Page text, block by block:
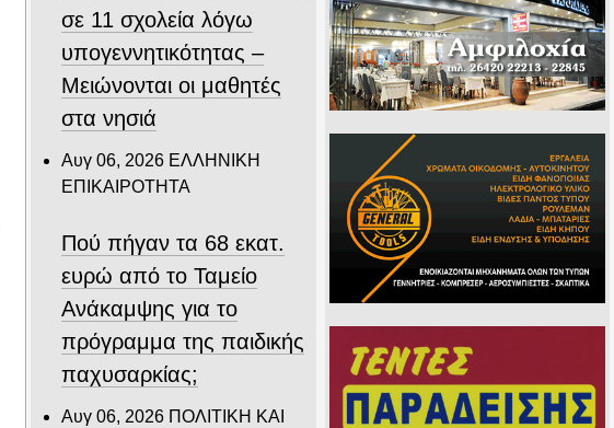
σε 11 σχολεία λόγω
υπογεννητικότητας –
Μειώνονται οι μαθητές
στα νησιά
Αυγ 06, 2026 ΕΛΛΗΝΙΚΗ
ΕΠΙΚΑΙΡΟΤΗΤΑ
Πού πήγαν τα 68 εκατ.
ευρώ από το Ταμείο
Ανάκαμψης για το
πρόγραμμα της παιδικής
παχυσαρκίας;
Αυγ 06, 2026 ΠΟΛΙΤΙΚΗ ΚΑΙ